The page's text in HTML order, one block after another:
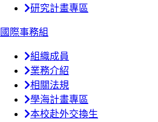
研究計畫專區
國際事務組
組織成員
業務介紹
相關法規
學海計畫專區
本校赴外交換生